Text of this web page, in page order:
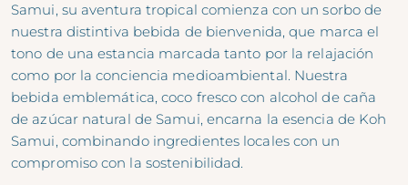
Samui, su aventura tropical comienza con un sorbo de
nuestra distintiva bebida de bienvenida, que marca el
tono de una estancia marcada tanto por la relajación
como por la conciencia medioambiental. Nuestra
bebida emblemática, coco fresco con alcohol de caña
de azúcar natural de Samui, encarna la esencia de Koh
Samui, combinando ingredientes locales con un
compromiso con la sostenibilidad.